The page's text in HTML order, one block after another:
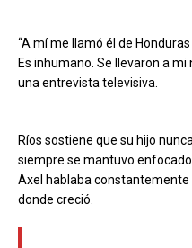
“A mí me llamó él de
Es inhumano. Se llevaron a
una entrevista televisiva.
Ríos sostiene que su hijo
siempre se mantuvo
Axel hablaba constantemente
donde creció.